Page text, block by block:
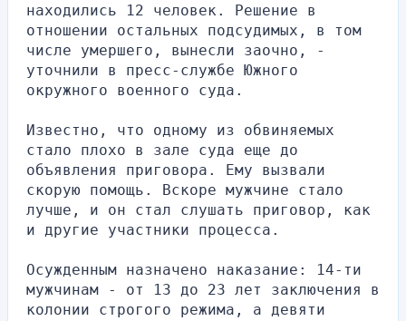
находились 12 человек. Решение в
отношении остальных подсудимых, в том
числе умершего, вынесли заочно, -
уточнили в пресс-службе Южного
окружного военного суда.
Известно, что одному из обвиняемых
стало плохо в зале суда еще до
объявления приговора. Ему вызвали
скорую помощь. Вскоре мужчине стало
лучше, и он стал слушать приговор, как
и другие участники процесса.
Осужденным назначено наказание: 14-ти
мужчинам - от 13 до 23 лет заключения в
колонии строгого режима, а девяти